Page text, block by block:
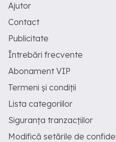
Ajutor
Contact
Publicitate
Întrebări frecvente
Abonament VIP
Termeni și condiții
Lista categoriilor
Siguranța tranzacțiilor
Modifică setările de